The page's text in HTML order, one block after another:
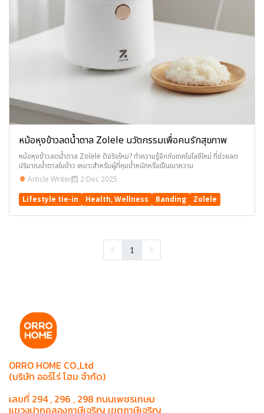
หม้อหุงข้าวลดน้ำตาล Zolele นวัตกรรมเพื่อคนรักสุขภาพ
หม้อหุงข้าวลดน้ำตาล Zolele ดีจริงไหม? ทำความรู้จักกับเทคโนโลยีใหม่ ที่ช่วยลด
ปริมาณน้ำตาลในข้าว เหมาะสำหรับผู้ที่คุมน้ำหนักหรือเป็นเบาหวาน
Article Writer
2 Dec 2025
Lifestyle tie-in Health, Wellness Banding Zolele
1
ORRO HOME CO.,Ltd
(บริษัท ออร์โร่ โฮม จำกัด)
เลขที่ 294 , 296 , 298 ถนนเพชรเกษม
แขวงปากคลองภาษีเจริญ เขตภาษีเจริญ